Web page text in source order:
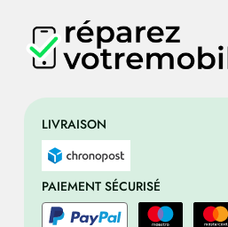
LIVRAISON
PAIEMENT SÉCURISÉ